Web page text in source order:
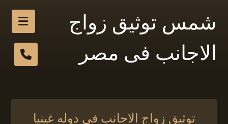
شمس توثيق زواج
الاجانب فى مصر
توثيق زواج الاجانب فى دوله غينيا